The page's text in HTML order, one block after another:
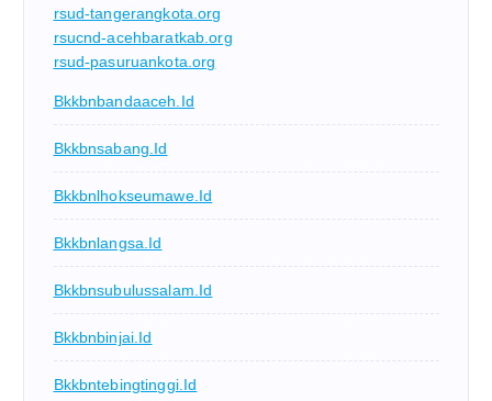
rsud-tangerangkota.org
rsucnd-acehbaratkab.org
rsud-pasuruankota.org
Bkkbnbandaaceh.id
Bkkbnsabang.id
Bkkbnlhokseumawe.id
Bkkbnlangsa.id
Bkkbnsubulussalam.id
Bkkbnbinjai.id
Bkkbntebingtinggi.id